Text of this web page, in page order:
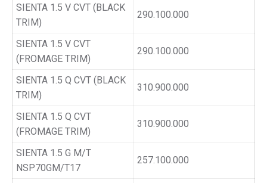
SIENTA 1.5 V CVT (BLACK
TRIM)
290.100.000
SIENTA 1.5 V CVT
(FROMAGE TRIM)
290.100.000
SIENTA 1.5 Q CVT (BLACK
TRIM)
310.900.000
SIENTA 1.5 Q CVT
(FROMAGE TRIM)
310.900.000
SIENTA 1.5 G M/T
NSP70GM/T17
257.100.000